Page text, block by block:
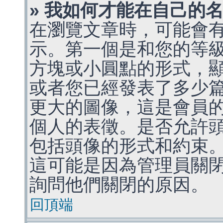
» 我如何才能在自己的
在瀏覽文章時，可能會
示。第一個是和您的等
方塊或小圓點的形式，
或者您已經發表了多少
更大的圖像，這是會員
個人的表徵。是否允許
包括頭像的形式和約束
這可能是因為管理員關
詢問他們關閉的原因。
回頂端